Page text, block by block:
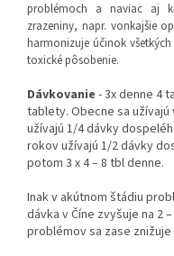
problémoch a naviac aj
zrazeniny, napr. vonkajšie
harmonizuje účinok
toxické pôsobenie.
Dávkovanie - 3x denne 4
tablety. Obecne sa
užívajú 1/4 dávky
rokov užívajú 1/2 dávky
potom 3 x 4 – 8 tbl denne.
Inak v akútnom štádiu
dávka v Číne zvyšuje na 2
problémov sa zase